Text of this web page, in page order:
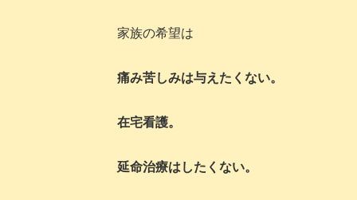
家族の希望は
痛み苦しみは与えたくない。
在宅看護。
延命治療はしたくない。